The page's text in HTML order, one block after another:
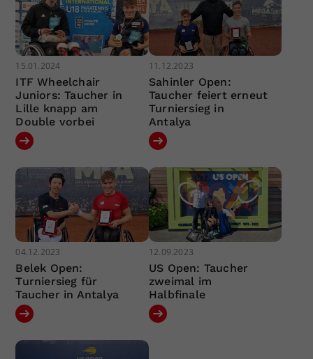
15.01.2024
ITF Wheelchair
Juniors: Taucher in
Lille knapp am
Double vorbei
11.12.2023
Sahinler Open:
Taucher feiert erneut
Turniersieg in
Antalya
04.12.2023
Belek Open:
Turniersieg für
Taucher in Antalya
12.09.2023
US Open: Taucher
zweimal im
Halbfinale